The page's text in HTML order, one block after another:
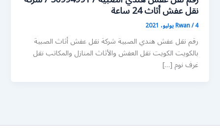
نقل عفش أثاث 24 ساعة
Rwan/4 يوليو، 2021
رقم نقل عفش هندي الصبية شركة نقل عفش أثاث الصبية
بالكويت الكويت نقل العفش والأثاث المنازل والمكاتب نقل
غرف نوم […]